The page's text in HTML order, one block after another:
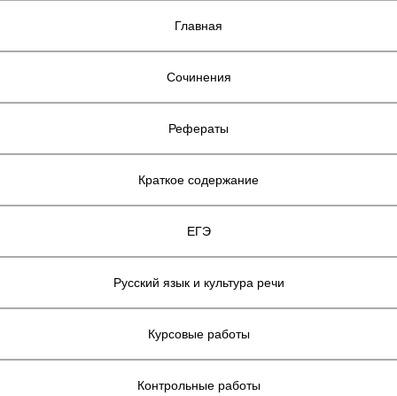
Главная
Сочинения
Рефераты
Краткое содержание
ЕГЭ
Русский язык и культура речи
Курсовые работы
Контрольные работы